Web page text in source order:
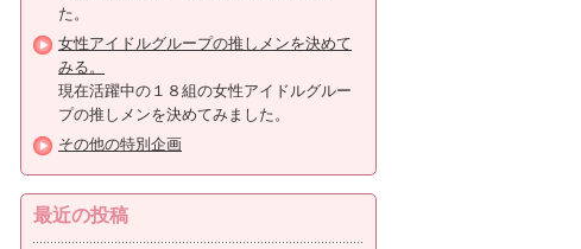
た。
女性アイドルグループの推しメンを決めて
みる。
現在活躍中の１８組の女性アイドルグルー
プの推しメンを決めてみました。
その他の特別企画
最近の投稿